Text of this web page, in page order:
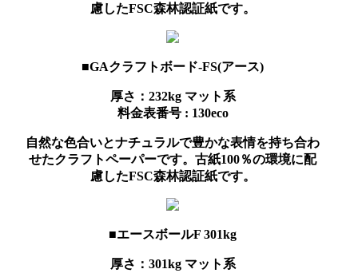
慮したFSC森林認証紙です。
■GAクラフトボード-FS(アース)
厚さ：232kg マット系
料金表番号 : 130eco
自然な色合いとナチュラルで豊かな表情を持ち合わ
せたクラフトペーパーです。古紙100％の環境に配
慮したFSC森林認証紙です。
■エースボールF 301kg
厚さ：301kg マット系